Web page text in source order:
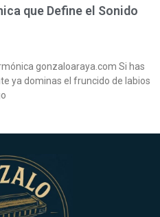
que Define el Sonido
gonzaloaraya.com Si has
ya dominas el fruncido de labios